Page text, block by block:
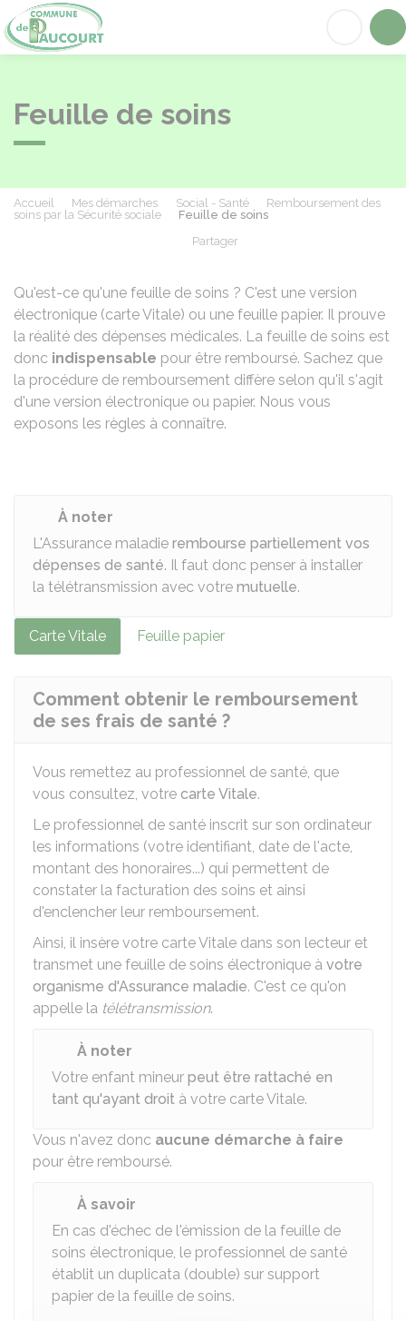
Feuille de soins
Accueil Mes démarches Social - Santé
Remboursement des
soins par la Sécurité sociale
Feuille de soins
Partager
Qu'est-ce qu'une feuille de soins ? C'est une version
électronique (carte Vitale) ou une feuille papier. Il prouve
la réalité des dépenses médicales. La feuille de soins est
donc indispensable pour être remboursé. Sachez que
la procédure de remboursement diffère selon qu'il s'agit
d'une version électronique ou papier. Nous vous
exposons les règles à connaître.
À noter
L'Assurance maladie rembourse partiellement vos
dépenses de santé. Il faut donc penser à installer
la télétransmission avec votre mutuelle.
Carte Vitale Feuille papier
Comment obtenir le remboursement
de ses frais de santé ?
Vous remettez au professionnel de santé, que
vous consultez, votre carte Vitale.
Le professionnel de santé inscrit sur son ordinateur
les informations (votre identifiant, date de l'acte,
montant des honoraires...) qui permettent de
constater la facturation des soins et ainsi
d'enclencher leur remboursement.
Ainsi, il insère votre carte Vitale dans son lecteur et
transmet une feuille de soins électronique à votre
organisme d'Assurance maladie. C'est ce qu'on
appelle la télétransmission.
À noter
Votre enfant mineur peut être rattaché en
tant qu'ayant droit à votre carte Vitale.
Vous n'avez donc aucune démarche à faire
pour être remboursé.
À savoir
En cas d'échec de l'émission de la feuille de
soins électronique, le professionnel de santé
établit un duplicata (double) sur support
papier de la feuille de soins.